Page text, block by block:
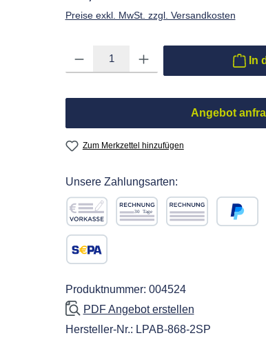
Preise exkl. MwSt. zzgl. Versandkosten
In
Angebot
Zum Merkzettel hinzufügen
Unsere Zahlungsarten:
Vorkasse
Produktnummer: 004524
PDF Angebot erstellen
Hersteller-Nr.: LPAB-868-2SP